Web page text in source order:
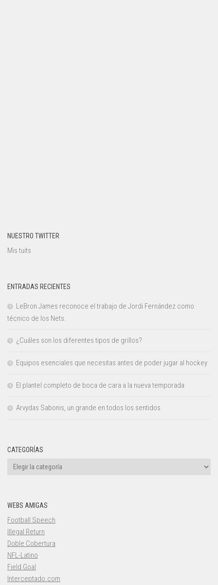
NUESTRO TWITTER
Mis tuits
ENTRADAS RECIENTES
LeBron James reconoce el trabajo de Jordi Fernández como
técnico de los Nets.
¿Cuáles son los diferentes tipos de grillos?
Equipos esenciales que necesitas antes de poder jugar al hockey
El plantel completo de boca de cara a la nueva temporada
Arvydas Sabonis, un grande en todos los sentidos
CATEGORÍAS
Categorías
WEBS AMIGAS
Football Speech
Illegal Return
Doble Cobertura
NFL-Latino
Field Goal
Interceptado.com